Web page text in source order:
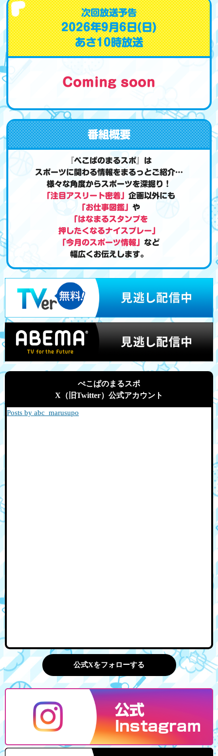
次回放送予告
2026年9月6日(日)
あさ10時放送
Coming soon
番組概要
『ぺこぱのまるスポ』は
スポーツに関わる情報をまるっとご紹介…
様々な角度からスポーツを深掘り！
「注目アスリート密着」 企画以外にも
「お仕事図鑑」 や
「はなまるスタンプを
押したくなるナイスプレー」
「今月のスポーツ情報」 など
幅広くお伝えします。
ぺこぱのまるスポ
X（旧Twitter）公式アカウント
Posts by abc_marusupo
公式Xをフォローする